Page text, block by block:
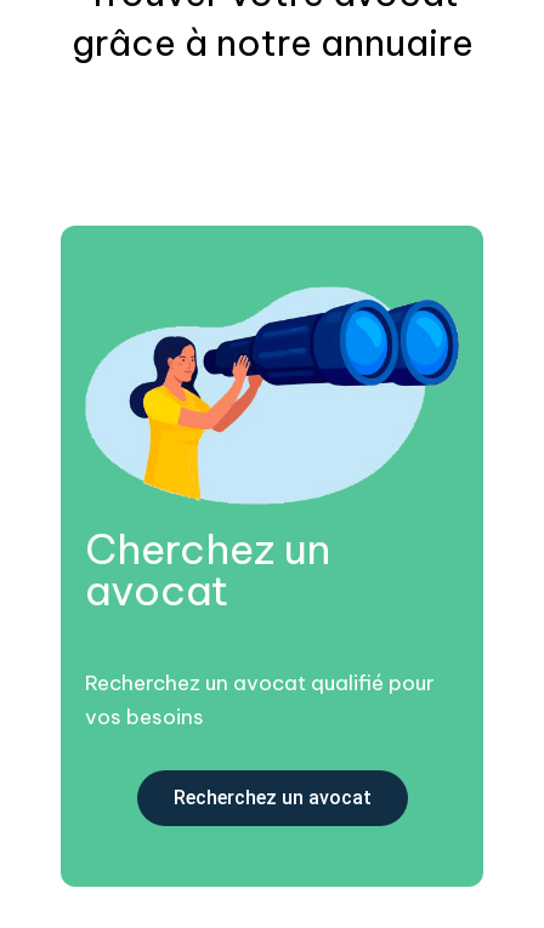
grâce à notre annuaire
Cherchez un
avocat
Recherchez un avocat qualifié pour
vos besoins
Recherchez un avocat